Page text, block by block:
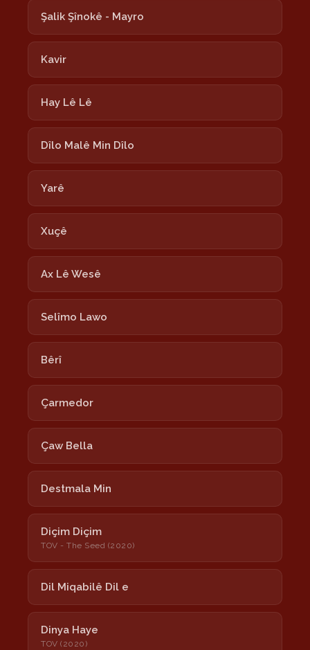
Şalik Şînokê - Mayro
Kavir
Hay Lê Lê
Dîlo Malê Min Dîlo
Yarê
Xuçê
Ax Lê Wesê
Selîmo Lawo
Bêrî
Çarmedor
Çaw Bella
Destmala Min
Diçim Diçim
TOV - The Seed (2020)
Dil Miqabilê Dil e
Dinya Haye
TOV (2020)